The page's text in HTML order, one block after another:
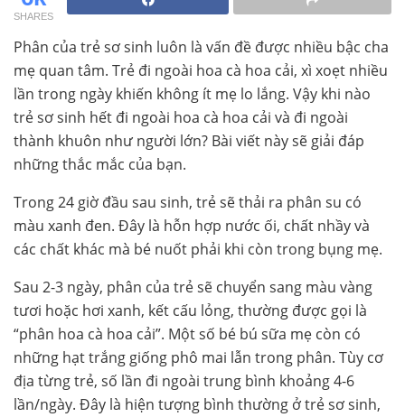
SHARES
Phân của trẻ sơ sinh luôn là vấn đề được nhiều bậc cha
mẹ quan tâm. Trẻ đi ngoài hoa cà hoa cải, xì xoẹt nhiều
lần trong ngày khiến không ít mẹ lo lắng. Vậy khi nào
trẻ sơ sinh hết đi ngoài hoa cà hoa cải và đi ngoài
thành khuôn như người lớn? Bài viết này sẽ giải đáp
những thắc mắc của bạn.
Trong 24 giờ đầu sau sinh, trẻ sẽ thải ra phân su có
màu xanh đen. Đây là hỗn hợp nước ối, chất nhầy và
các chất khác mà bé nuốt phải khi còn trong bụng mẹ.
Sau 2-3 ngày, phân của trẻ sẽ chuyển sang màu vàng
tươi hoặc hơi xanh, kết cấu lỏng, thường được gọi là
“phân hoa cà hoa cải”. Một số bé bú sữa mẹ còn có
những hạt trắng giống phô mai lẫn trong phân. Tùy cơ
địa từng trẻ, số lần đi ngoài trung bình khoảng 4-6
lần/ngày. Đây là hiện tượng bình thường ở trẻ sơ sinh,